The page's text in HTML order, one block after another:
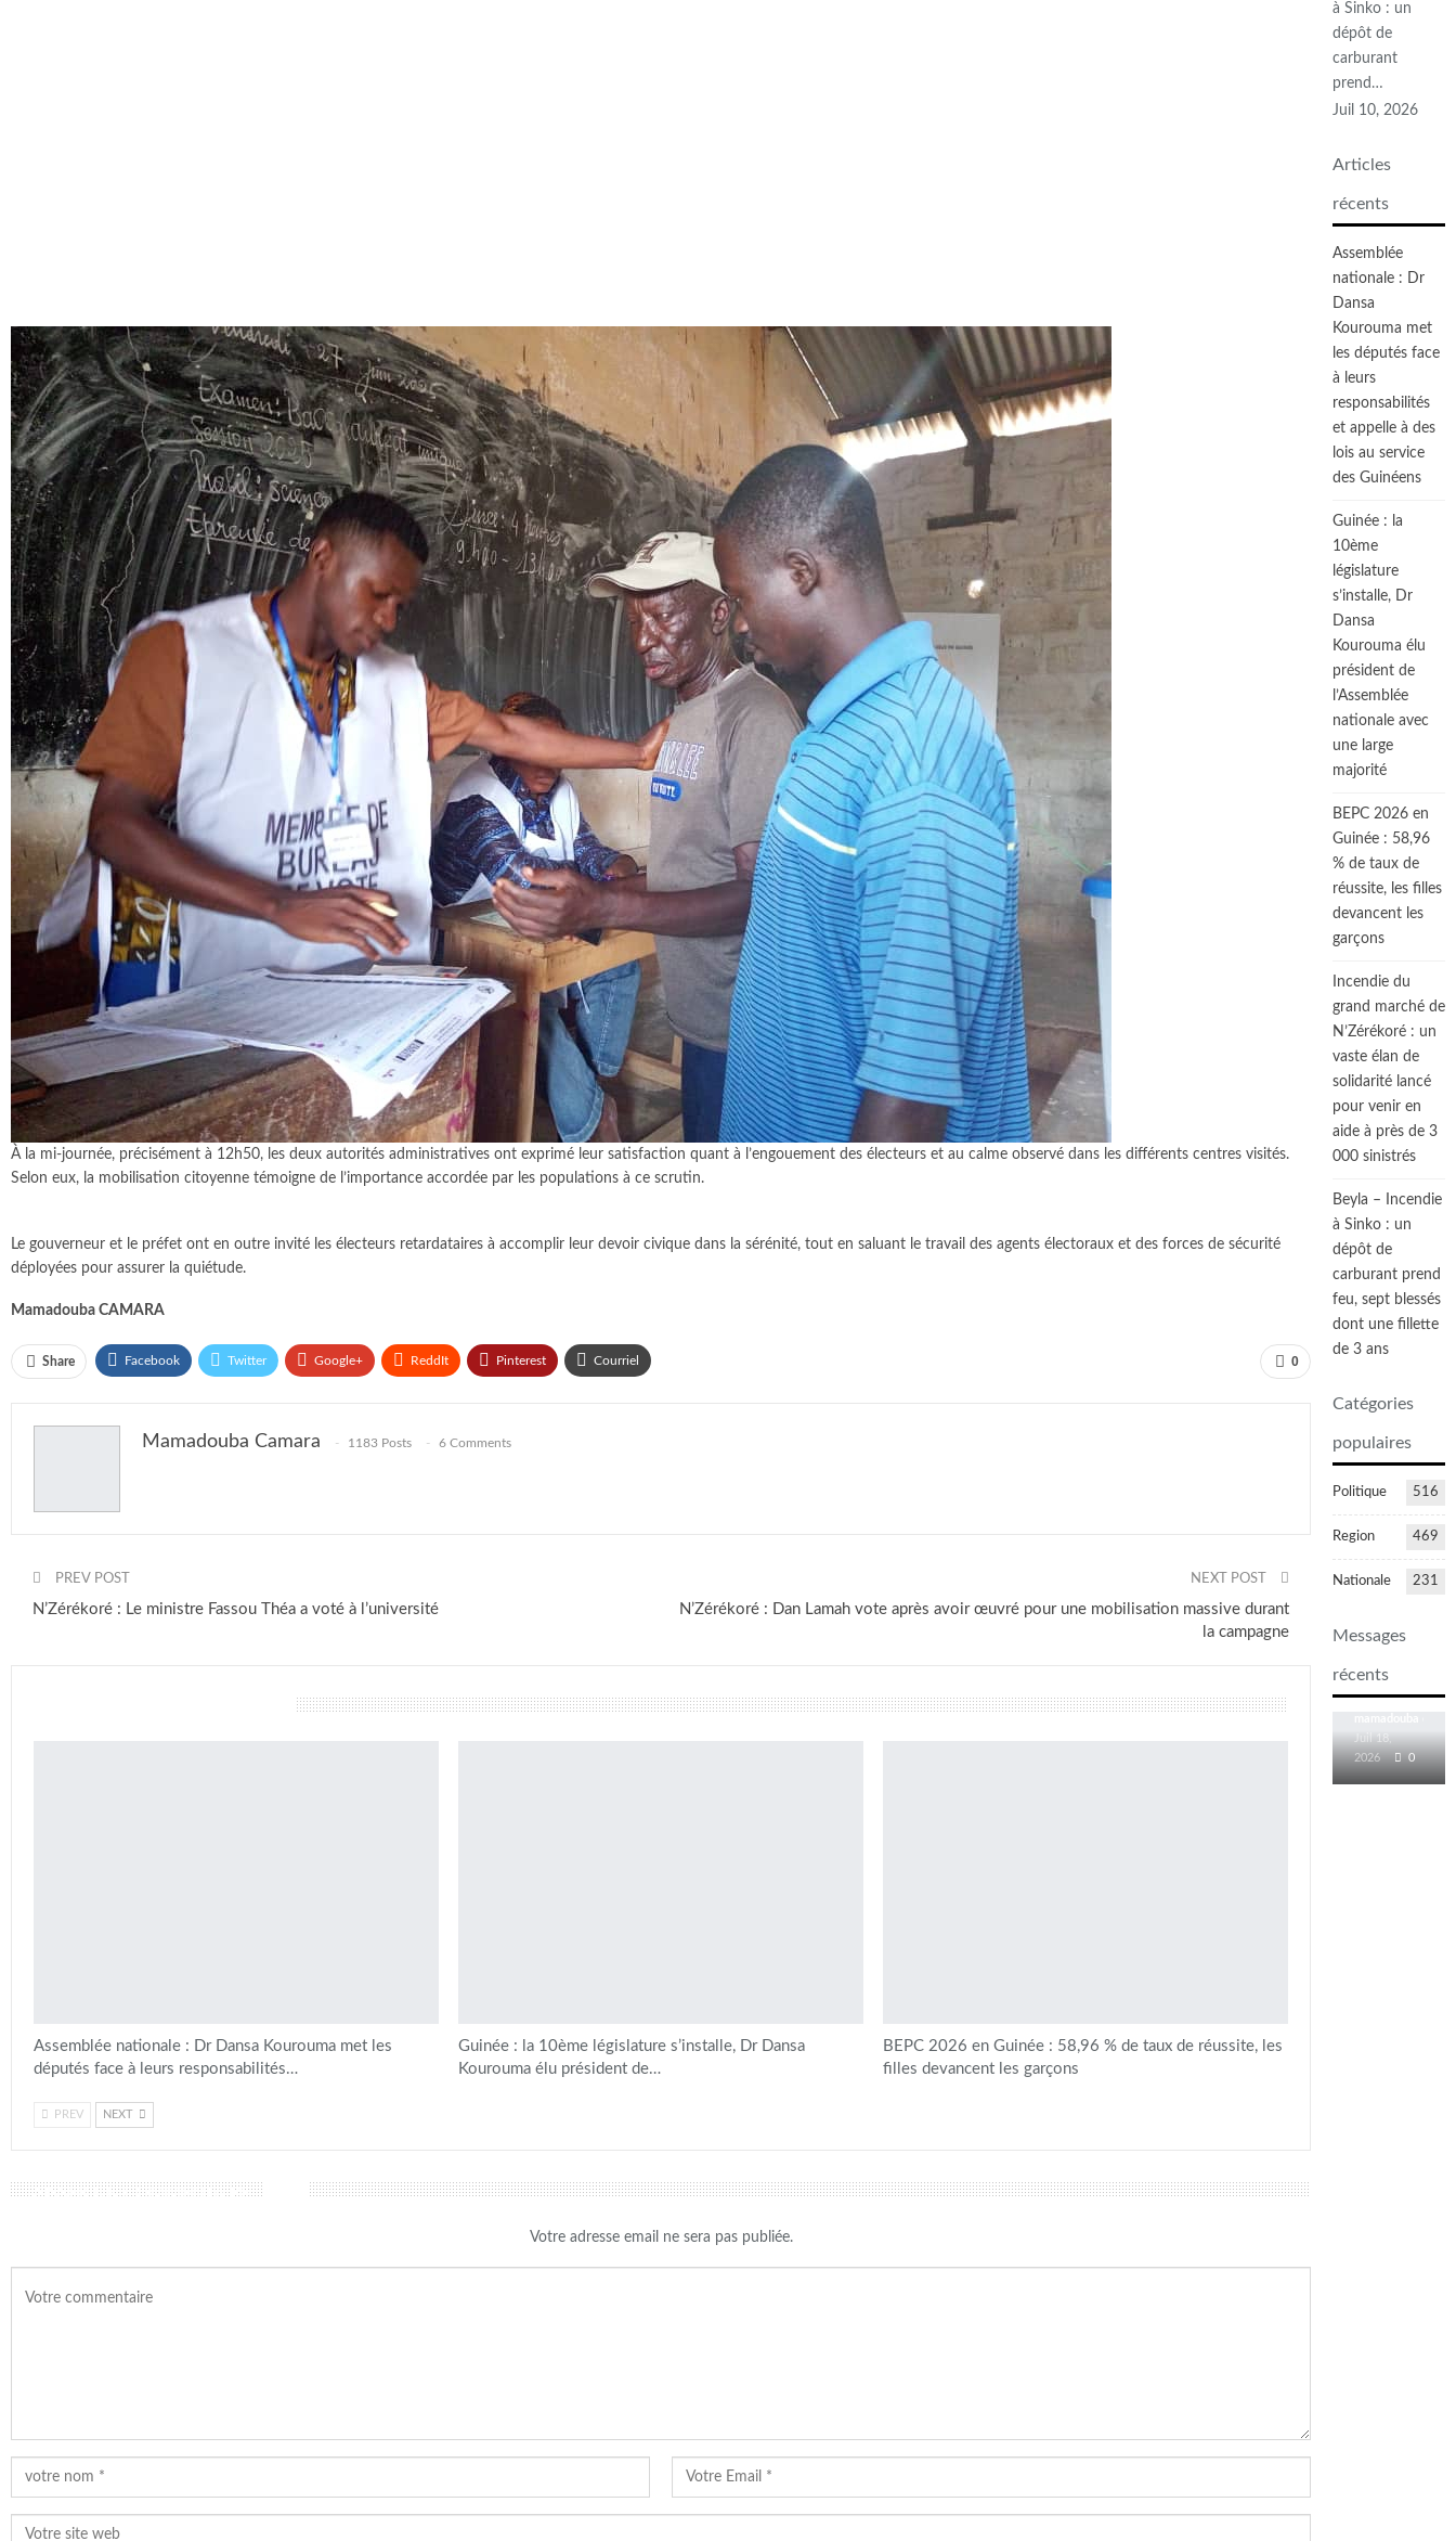
À la mi-journée, précisément à 12h50, les deux autorités administratives ont exprimé leur satisfaction quant à l’engouement des électeurs et au calme observé dans les différents centres visités.
Selon eux, la mobilisation citoyenne témoigne de l’importance accordée par les populations à ce scrutin.
Le gouverneur et le préfet ont en outre invité les électeurs retardataires à accomplir leur devoir civique dans la sérénité, tout en saluant le travail des agents électoraux et des forces de sécurité
déployées pour assurer la quiétude.
Mamadouba CAMARA
0
Share Facebook Twitter Google+ ReddIt Pinterest Courriel
Mamadouba Camara 1183 Posts 6 Comments
PREV POST
N’Zérékoré : Le ministre Fassou Théa a voté à l’université
NEXT POST
N’Zérékoré : Dan Lamah vote après avoir œuvré pour une mobilisation massive durant
la campagne
Assemblée nationale : Dr Dansa Kourouma met les
députés face à leurs responsabilités…
Guinée : la 10ème législature s’installe, Dr Dansa
Kourouma élu président de…
BEPC 2026 en Guinée : 58,96 % de taux de réussite, les
filles devancent les garçons
PREV NEXT
LAISSER UN COMMENTAIRE
Votre adresse email ne sera pas publiée.
à Sinko : un
dépôt de
carburant
prend…
Juil 10, 2026
Articles
récents
Assemblée
nationale : Dr
Dansa
Kourouma met
les députés face
à leurs
responsabilités
et appelle à des
lois au service
des Guinéens
Guinée : la
10ème
législature
s’installe, Dr
Dansa
Kourouma élu
président de
l’Assemblée
nationale avec
une large
majorité
BEPC 2026 en
Guinée : 58,96
% de taux de
réussite, les filles
devancent les
garçons
Incendie du
grand marché de
N’Zérékoré : un
vaste élan de
solidarité lancé
pour venir en
aide à près de 3
000 sinistrés
Beyla – Incendie
à Sinko : un
dépôt de
carburant prend
feu, sept blessés
dont une fillette
de 3 ans
Catégories
populaires
Politique 516
Region 469
Nationale 231
Messages
récents
nationale
Kourouma
députés
face…
Juil 18,
2026
0